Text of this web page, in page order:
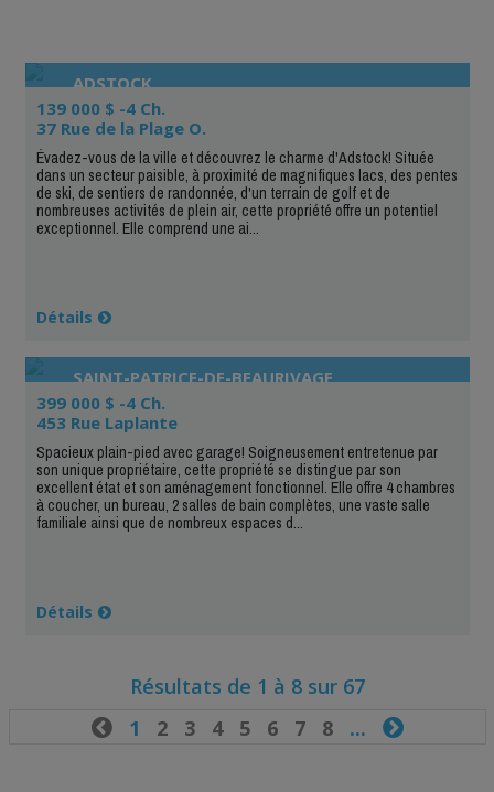
ADSTOCK
139 000 $ -4 Ch.
37 Rue de la Plage O.
Évadez-vous de la ville et découvrez le charme d'Adstock! Située
dans un secteur paisible, à proximité de magnifiques lacs, des pentes
de ski, de sentiers de randonnée, d'un terrain de golf et de
nombreuses activités de plein air, cette propriété offre un potentiel
exceptionnel. Elle comprend une ai...
Détails
SAINT-PATRICE-DE-BEAURIVAGE
399 000 $ -4 Ch.
453 Rue Laplante
Spacieux plain-pied avec garage! Soigneusement entretenue par
son unique propriétaire, cette propriété se distingue par son
excellent état et son aménagement fonctionnel. Elle offre 4 chambres
à coucher, un bureau, 2 salles de bain complètes, une vaste salle
familiale ainsi que de nombreux espaces d...
Détails
Résultats de 1 à 8 sur 67
1 2 3 4 5 6 7 8... 